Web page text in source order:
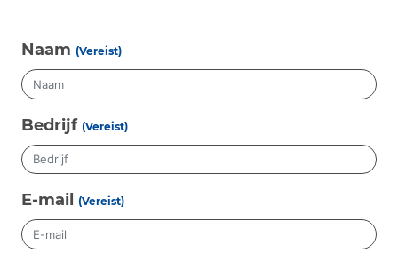
Naam (Vereist)
Bedrijf (Vereist)
E-mail (Vereist)